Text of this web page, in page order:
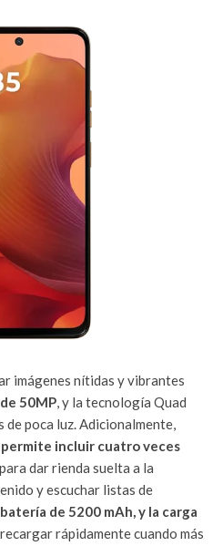
imágenes nítidas y vibrantes
50MP, y la tecnología Quad
de poca luz. Adicionalmente,
incluir cuatro veces
dar rienda suelta a la
y escuchar listas de
batería de 5200 mAh, y la carga
rápidamente cuando más